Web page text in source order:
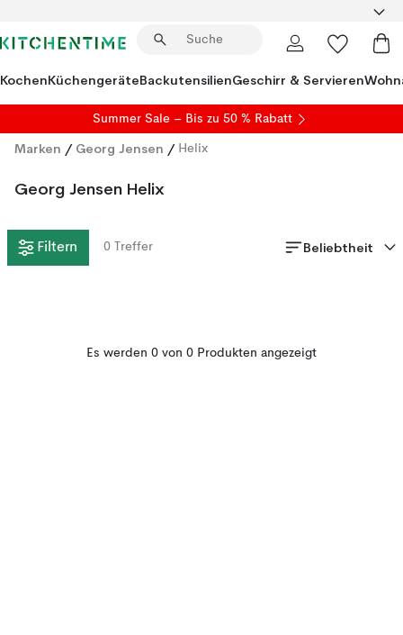
KochenKüchengeräteBackutensilienGeschirr & Servieren
Summer Sale – Bis zu 50 % Rabatt
Marken / Georg Jensen / Helix
Georg Jensen Helix
Filtern 0 Treffer Beliebtheit
Es werden 0 von 0 Produkten angezeigt